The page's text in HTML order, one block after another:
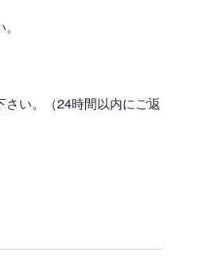
い。（24時間以内にご返